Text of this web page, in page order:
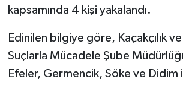
kapsamında 4 kişi yakalandı.
Edinilen bilgiye göre, Kaçakçılık
Suçlarla Mücadele Şube
Efeler, Germencik, Söke ve Didim